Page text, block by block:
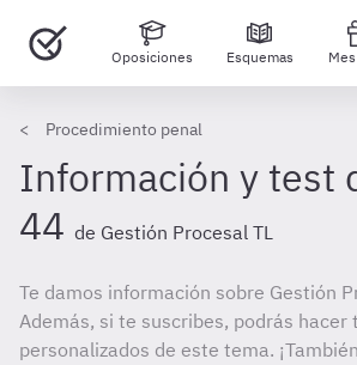
Oposiciones Esquemas
Procedimiento penal
Información y test
44 de Gestión Procesal TL
Te damos información sobre Gestión
Además, si te suscribes, podrás hacer
personalizados de este tema.